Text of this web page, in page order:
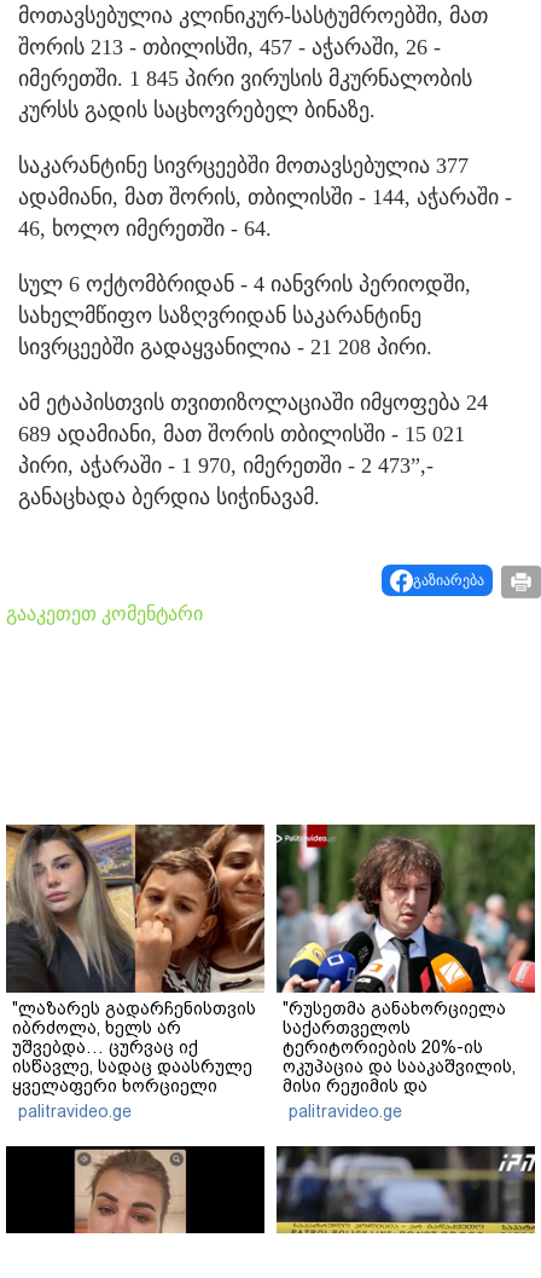
მოთავსებულია კლინიკურ-სასტუმროებში, მათ
შორის 213 - თბილისში, 457 - აჭარაში, 26 -
იმერეთში. 1 845 პირი ვირუსის მკურნალობის
კურსს გადის საცხოვრებელ ბინაზე.
საკარანტინე სივრცეებში მოთავსებულია 377
ადამიანი, მათ შორის, თბილისში - 144, აჭარაში -
46, ხოლო იმერეთში - 64.
სულ 6 ოქტომბრიდან - 4 იანვრის პერიოდში,
სახელმწიფო საზღვრიდან საკარანტინე
სივრცეებში გადაყვანილია - 21 208 პირი.
ამ ეტაპისთვის თვითიზოლაციაში იმყოფება 24
689 ადამიანი, მათ შორის თბილისში - 15 021
პირი, აჭარაში - 1 970, იმერეთში - 2 473”,-
განაცხადა ბერდია სიჭინავამ.
გაზიარება
გააკეთეთ კომენტარი
"ლაზარეს გადარჩენისთვის
იბრძოლა, ხელს არ
უშვებდა… ცურვაც იქ
ისწავლე, სადაც დაასრულე
ყველაფერი ხორციელი
ცხოვრებიდან" – რას წერს
ხობში დაღუპული დედა-
შვილის ახლობელი?
palitravideo.ge
"რუსეთმა განახორციელა
საქართველოს
ტერიტორიების 20%-ის
ოკუპაცია და სააკაშვილის,
მისი რეჟიმის და
"ნაცმოძრაობის" ღალატი
ვერანაირად ვერ
გადაფარავს ამ
დანაშაულს" - ირაკლი
კობახიძე
palitravideo.ge